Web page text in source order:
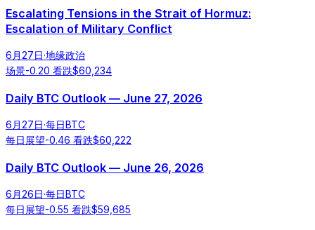
Escalating Tensions in the Strait of Hormuz:
Escalation of Military Conflict
6月27日·地缘政治
场景-0.20 看跌$60,234
Daily BTC Outlook — June 27, 2026
6月27日·每日BTC
每日展望-0.46 看跌$60,222
Daily BTC Outlook — June 26, 2026
6月26日·每日BTC
每日展望-0.55 看跌$59,685